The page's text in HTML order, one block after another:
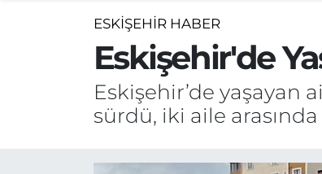
ESKİŞEHİR HABER
Eskişehir'de
Eskişehir’de yaşayan
sürdü, iki aile arasında
SİYASET
Hakkımızda
İletişim
Odunpazarı Trafik Yoğunluk Haritası
Süper Lig Puan Durumu ve Fikstür
Tüm Manşetler